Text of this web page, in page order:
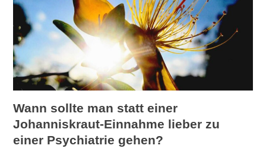
Wann sollte man statt einer
Johanniskraut-Einnahme lieber zu
einer Psychiatrie gehen?